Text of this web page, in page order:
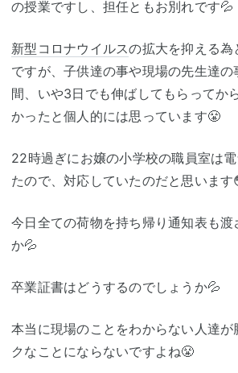
の授業ですし、担任ともお別れです💦
新型コロナウイルスの拡大を抑える
ですが、子供達の事や現場の先生達の
間、いや3日でも伸ばしてもらってか
かったと個人的には思っています😤
22時過ぎにお嬢の小学校の職員室は
たので、対応していたのだと思います
今日全ての荷物を持ち帰り通知表も渡
か💦
卒業証書はどうするのでしょうか💦
本当に現場のことをわからない人達が
クなことにならないですよね😤